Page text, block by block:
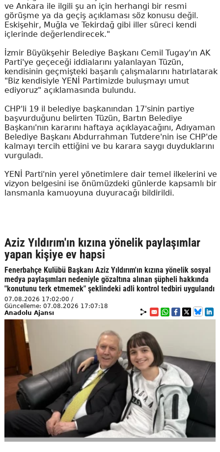
ve Ankara ile ilgili şu an için herhangi bir resmi
görüşme ya da geçiş açıklaması söz konusu değil.
Eskişehir, Muğla ve Tekirdağ gibi iller süreci kendi
içlerinde değerlendirecek."
İzmir Büyükşehir Belediye Başkanı Cemil Tugay'ın AK
Parti'ye geçeceği iddialarını yalanlayan Tüzün,
kendisinin geçmişteki başarılı çalışmalarını hatırlatarak
"Biz kendisiyle YENİ Partimizde buluşmayı umut
ediyoruz" açıklamasında bulundu.
CHP'li 19 il belediye başkanından 17'sinin partiye
başvurduğunu belirten Tüzün, Bartın Belediye
Başkanı'nın kararını haftaya açıklayacağını, Adıyaman
Belediye Başkanı Abdurrahman Tutdere'nin ise CHP'de
kalmayı tercih ettiğini ve bu karara saygı duyduklarını
vurguladı.
YENİ Parti'nin yerel yönetimlere dair temel ilkelerini ve
vizyon belgesini ise önümüzdeki günlerde kapsamlı bir
lansmanla kamuoyuna duyuracağı bildirildi.
Aziz Yıldırım'ın kızına yönelik paylaşımlar
yapan kişiye ev hapsi
Fenerbahçe Kulübü Başkanı Aziz Yıldırım'ın kızına yönelik sosyal
medya paylaşımları nedeniyle gözaltına alınan şüpheli hakkında
"konutunu terk etmemek" şeklindeki adli kontrol tedbiri uygulandı
07.08.2026 17:02:00 /
Güncelleme: 07.08.2026 17:07:18
Anadolu Ajansı